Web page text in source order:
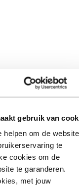
gebruik van
helpen om de website
te
cookies om de
te garanderen.
met jouw